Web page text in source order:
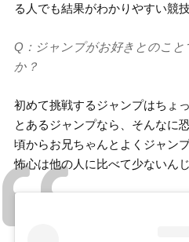
る人でも結果がわかりやすい競
Q：ジャンプがお好きとのこ
か？
初めて挑戦するジャンプはちょ
とあるジャンプなら、そんなに
頃からお兄ちゃんとよくジャン
怖心は他の人に比べて少ないん